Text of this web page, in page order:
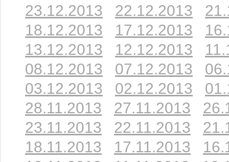
23.12.2013
22.12.2013
18.12.2013
17.12.2013
13.12.2013
12.12.2013
08.12.2013
07.12.2013
03.12.2013
02.12.2013
28.11.2013
27.11.2013
23.11.2013
22.11.2013
18.11.2013
17.11.2013